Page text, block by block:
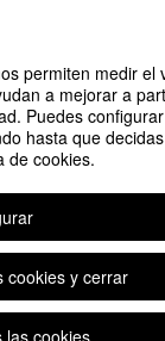
permiten medir el
a mejorar a
Puedes
hasta que
de cookies.
cookies y cerrar
las cookies